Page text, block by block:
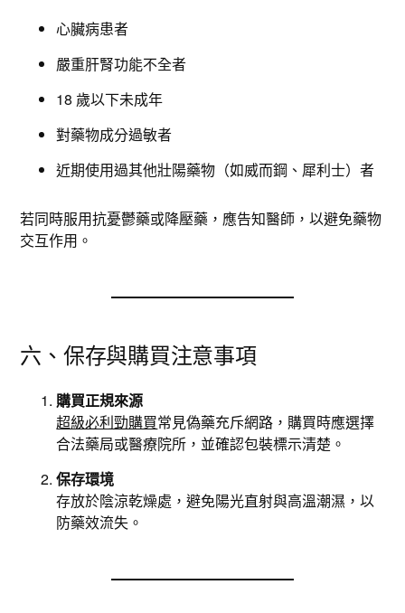
心臟病患者
嚴重肝腎功能不全者
18 歲以下未成年
對藥物成分過敏者
近期使用過其他壯陽藥物（如威而鋼、犀利士）者
若同時服用抗憂鬱藥或降壓藥，應告知醫師，以避免藥物
交互作用。
六、保存與購買注意事項
購買正規來源
超級必利勁購買常見偽藥充斥網路，購買時應選擇
合法藥局或醫療院所，並確認包裝標示清楚。
保存環境
存放於陰涼乾燥處，避免陽光直射與高溫潮濕，以
防藥效流失。